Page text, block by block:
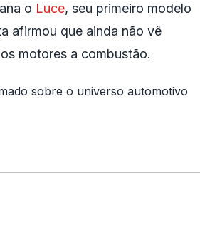
o Luce, seu primeiro modelo
afirmou que ainda não vê
motores a combustão.
sobre o universo automotivo